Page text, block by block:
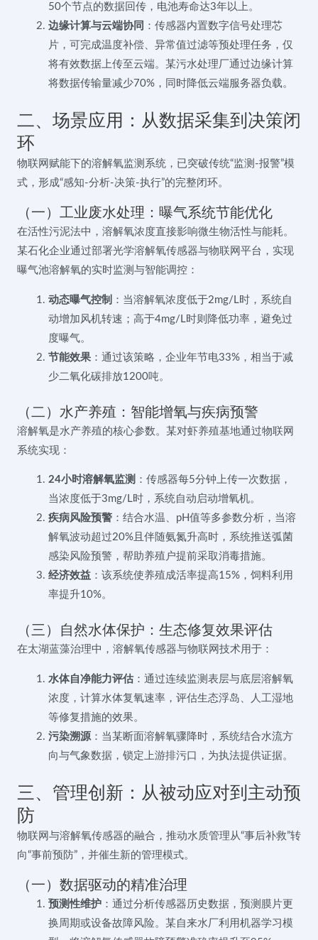
50个节点的数据回传，电池寿命达3年以上。
边缘计算与云端协同 ：传感器内置数字信号处理芯
片，可完成温度补偿、异常值过滤等预处理任务，仅
将有效数据上传至云端。某污水处理厂通过边缘计算
将数据传输量减少70%，同时降低云端服务器负载。
二、场景应用：从数据采集到决策闭
环
物联网赋能下的溶解氧监测系统，已突破传统“监测-报警”模
式，形成“感知-分析-决策-执行”的完整闭环。
（一）工业废水处理：曝气系统节能优化
在活性污泥法中，溶解氧浓度直接影响微生物活性与能耗。
某石化企业通过部署光学溶解氧传感器与物联网平台，实现
曝气池溶解氧的实时监测与智能调控：
动态曝气控制 ：当溶解氧浓度低于2mg/L时，系统自
动增加风机转速；高于4mg/L时则降低功率，避免过
度曝气。
节能效果：通过该策略，企业年节电33%，相当于减
少二氧化碳排放1200吨。
（二）水产养殖：智能增氧与疾病预警
溶解氧是水产养殖的核心参数。某对虾养殖基地通过物联网
系统实现：
24小时溶解氧监测 ：传感器每5分钟上传一次数据，
当浓度低于3mg/L时，系统自动启动增氧机。
疾病风险预警：结合水温、pH值等多参数分析，当溶
解氧波动超过20%且伴随氨氮升高时，系统推送弧菌
感染风险预警，帮助养殖户提前采取消毒措施。
经济效益：该系统使养殖成活率提高15%，饲料利用
率提升10%。
（三）自然水体保护：生态修复效果评估
在太湖蓝藻治理中，溶解氧传感器与物联网技术用于：
水体自净能力评估：通过连续监测表层与底层溶解氧
浓度，计算水体复氧速率，评估生态浮岛、人工湿地
等修复措施的效果。
污染溯源：当某断面溶解氧骤降时，系统结合水流方
向与气象数据，锁定上游排污口，为执法提供证据。
三、管理创新：从被动应对到主动预
防
物联网与溶解氧传感器的融合，推动水质管理从“事后补救”转
向“事前预防”，并催生新的管理模式。
（一）数据驱动的精准治理
预测性维护：通过分析传感器历史数据，预测膜片更
换周期或设备故障风险。某自来水厂利用机器学习模